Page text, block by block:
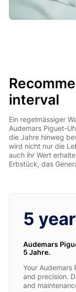
interval
Ein regelmässiger
Audemars Piguet-
die Jahre hinweg
wird nicht nur die
auch ihr Wert
Erbstück, das
5
Audemars
5 Jahre.
Your Audemars
and precision.
and